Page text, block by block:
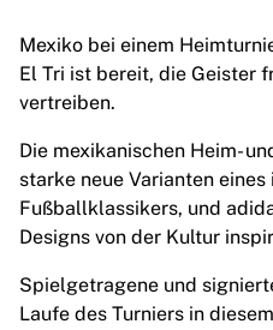
Signierte Trikots
Torschützen
Debüttrikots
Gerahmte Trikots
Fußball
Highlights
Weltmeisterschaftsauktionen
MLS
Alle Fußball-Artikel anzeigen
Mexiko bei einem
El Tri ist bereit, die Geister
vertreiben.
Die mexikanischen Heim-
starke neue Varianten
Fußballklassikers, und
Designs von der Kultur
Spielgetragene und
Laufe des Turniers in